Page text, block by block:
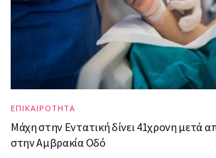
ΕΠΙΚΑΙΡΟΤΗΤΑ
Μάχη στην Εντατική δίνει 41χρονη μετά
στην Αμβρακία Οδό